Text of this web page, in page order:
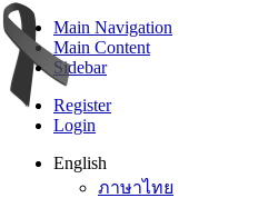
Main Navigation
Main Content
Sidebar
Register
Login
English
ภาษาไทย